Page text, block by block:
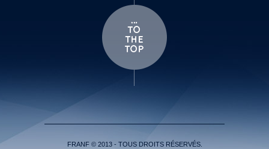
FRANF © 2013 - TOUS DROITS RÉSERVÉS.